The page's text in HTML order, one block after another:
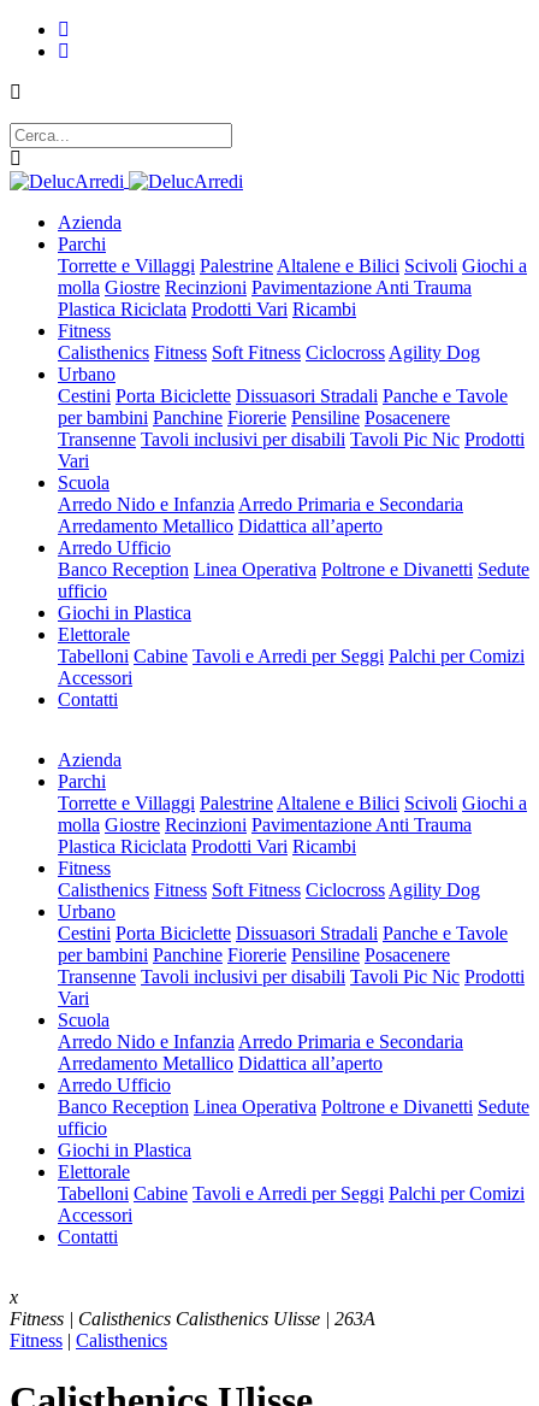
Azienda
Parchi
Torrette e Villaggi Palestrine Altalene e Bilici Scivoli Giochi a
molla Giostre Recinzioni Pavimentazione Anti Trauma
Plastica Riciclata Prodotti Vari Ricambi
Fitness
Calisthenics Fitness Soft Fitness Ciclocross Agility Dog
Urbano
Cestini Porta Biciclette Dissuasori Stradali Panche e Tavole
per bambini Panchine Fiorerie Pensiline Posacenere
Transenne Tavoli inclusivi per disabili Tavoli Pic Nic Prodotti
Vari
Scuola
Arredo Nido e Infanzia Arredo Primaria e Secondaria
Arredamento Metallico Didattica all’aperto
Arredo Ufficio
Banco Reception Linea Operativa Poltrone e Divanetti Sedute
ufficio
Giochi in Plastica
Elettorale
Tabelloni Cabine Tavoli e Arredi per Seggi Palchi per Comizi
Accessori
Contatti
Azienda
Parchi
Torrette e Villaggi Palestrine Altalene e Bilici Scivoli Giochi a
molla Giostre Recinzioni Pavimentazione Anti Trauma
Plastica Riciclata Prodotti Vari Ricambi
Fitness
Calisthenics Fitness Soft Fitness Ciclocross Agility Dog
Urbano
Cestini Porta Biciclette Dissuasori Stradali Panche e Tavole
per bambini Panchine Fiorerie Pensiline Posacenere
Transenne Tavoli inclusivi per disabili Tavoli Pic Nic Prodotti
Vari
Scuola
Arredo Nido e Infanzia Arredo Primaria e Secondaria
Arredamento Metallico Didattica all’aperto
Arredo Ufficio
Banco Reception Linea Operativa Poltrone e Divanetti Sedute
ufficio
Giochi in Plastica
Elettorale
Tabelloni Cabine Tavoli e Arredi per Seggi Palchi per Comizi
Accessori
Contatti
x
Fitness | Calisthenics Calisthenics Ulisse | 263A
Fitness | Calisthenics